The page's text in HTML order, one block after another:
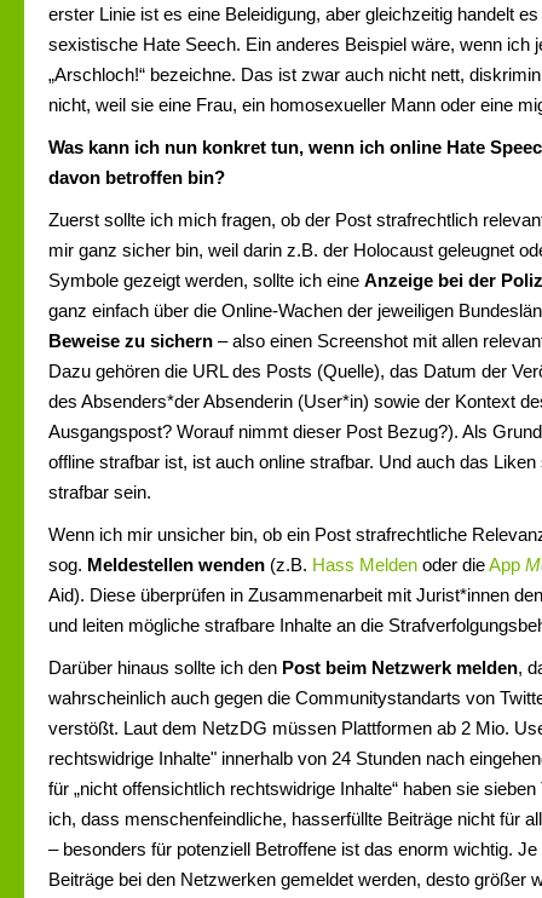
erster Linie ist es eine Beleidigung, aber gleichzeitig handelt
sexistische Hate Seech. Ein anderes Beispiel wäre, wenn ich
„Arschloch!“ bezeichne. Das ist zwar auch nicht nett,
nicht, weil sie eine Frau, ein homosexueller Mann oder eine
Was kann ich nun konkret tun, wenn ich online Hate
davon betroffen bin?
Zuerst sollte ich mich fragen, ob der Post strafrechtlich
mir ganz sicher bin, weil darin z.B. der Holocaust geleugnet
Symbole gezeigt werden, sollte ich eine Anzeige bei der
ganz einfach über die Online-Wachen der jeweiligen
Beweise zu sichern – also einen Screenshot mit allen
Dazu gehören die URL des Posts (Quelle), das Datum der
des Absenders*der Absenderin (User*in) sowie der Kontext
Ausgangspost? Worauf nimmt dieser Post Bezug?). Als
offline strafbar ist, ist auch online strafbar. Und auch das
strafbar sein.
Wenn ich mir unsicher bin, ob ein Post strafrechtliche
sog. Meldestellen wenden (z.B. Hass Melden oder dieApp
Aid). Diese überprüfen in Zusammenarbeit mit Jurist*innen
und leiten mögliche strafbare Inhalte an die
Darüber hinaus sollte ich den Post beim Netzwerk melden,
wahrscheinlich auch gegen die Communitystandarts von
verstößt. Laut dem NetzDG müssen Plattformen ab 2 Mio.
rechtswidrige Inhalte" innerhalb von 24 Stunden nach
für „nicht offensichtlich rechtswidrige Inhalte“ haben sie
ich, dass menschenfeindliche, hasserfüllte Beiträge nicht für
– besonders für potenziell Betroffene ist das enorm wichtig.
Beiträge bei den Netzwerken gemeldet werden, desto größer